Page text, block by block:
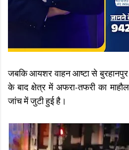
जबकि आयशर वाहन आष्टा से
के बाद क्षेत्र में अफरा-तफरी का
जांच में जुटी हुई है।